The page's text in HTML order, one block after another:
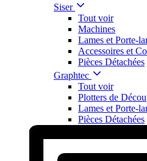
Siser
Tout voir
Machines
Lames et Porte-
Accessoires et
Pièces Détachées
Graphtec
Tout voir
Plotters de
Lames et Porte-
Pièces Détachées